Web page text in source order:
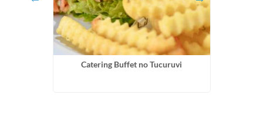
Catering Buffet no Tucuruvi